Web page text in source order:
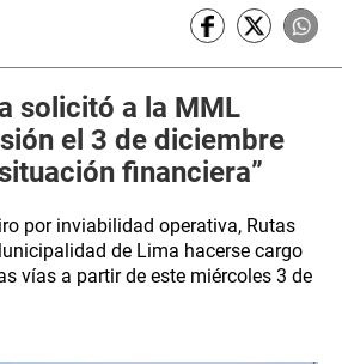
solicitó a la MML
el 3 de diciembre
financiera”
por inviabilidad operativa, Rutas
de Lima hacerse cargo
vías a partir de este miércoles 3 de